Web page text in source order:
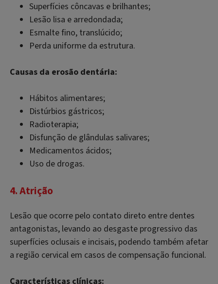
Superfícies côncavas e brilhantes;
Lesão lisa e arredondada;
Esmalte fino, translúcido;
Perda uniforme da estrutura.
Causas da erosão dentária:
Hábitos alimentares;
Distúrbios gástricos;
Radioterapia;
Disfunção de glândulas salivares;
Medicamentos ácidos;
Uso de drogas.
4. Atrição
Lesão que ocorre pelo contato direto entre dentes
antagonistas, levando ao desgaste progressivo das
superfícies oclusais e incisais, podendo também afetar
a região cervical em casos de compensação funcional.
Características clínicas: